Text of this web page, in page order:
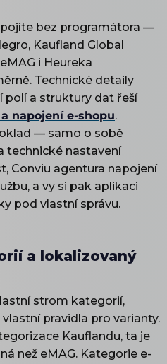
bez programátora —
Kaufland Global
i Heureka
Technické detaily
polí a struktury dat řeší
napojení e-shopu.
— samo o sobě
technické nastavení
Conviu agentura napojení
a vy si pak aplikaci
pod vlastní správu.
a lokalizovaný
strom kategorií,
pravidla pro varianty.
Kauflandu, ta je
než eMAG. Kategorie e-